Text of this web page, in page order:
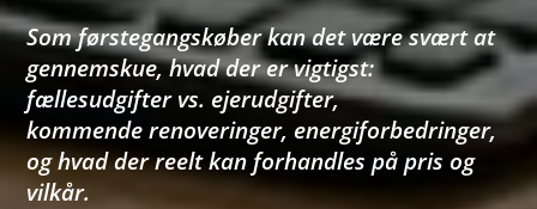
Som førstegangskøber kan det være svært at
gennemskue, hvad der er vigtigst:
fællesudgifter vs. ejerudgifter,
kommende renoveringer, energiforbedringer,
og hvad der reelt kan forhandles på pris og
vilkår.